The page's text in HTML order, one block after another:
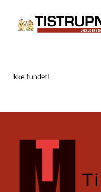
Ikke fundet!